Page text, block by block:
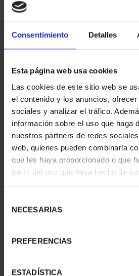
Consentimiento Detalles
Esta página web usa cookies
Las cookies de este sitio web se
el contenido y los anuncios,
sociales y analizar el tráfico.
información sobre el uso que haga
nuestros partners de redes
web, quienes pueden combinarla
que les haya proporcionado o que
partir del uso que haya hecho de
NECESARIAS
PREFERENCIAS
ESTADÍSTICA
425 ANIV VELÁZQUEZ
VULCANO
153,00 €